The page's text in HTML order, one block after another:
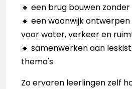
🔸 een brug bouwen
🔸 een woonwijk
voor water, verkeer en
🔸 samenwerken aan
thema's
Zo ervaren leerlingen zelf